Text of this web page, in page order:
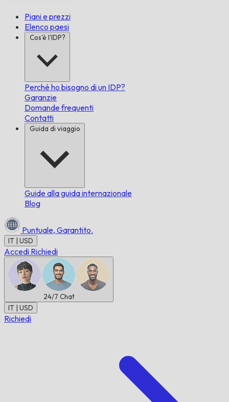
Piani e prezzi
Elenco paesi
Cos'è l'IDP?
Perché ho bisogno di un IDP?
Garanzie
Domande frequenti
Contatti
Guida di viaggio
Guide alla guida internazionale
Blog
Puntuale, Garantito.
IT | USD
Accedi Richiedi
24/7 Chat
IT | USD
Richiedi